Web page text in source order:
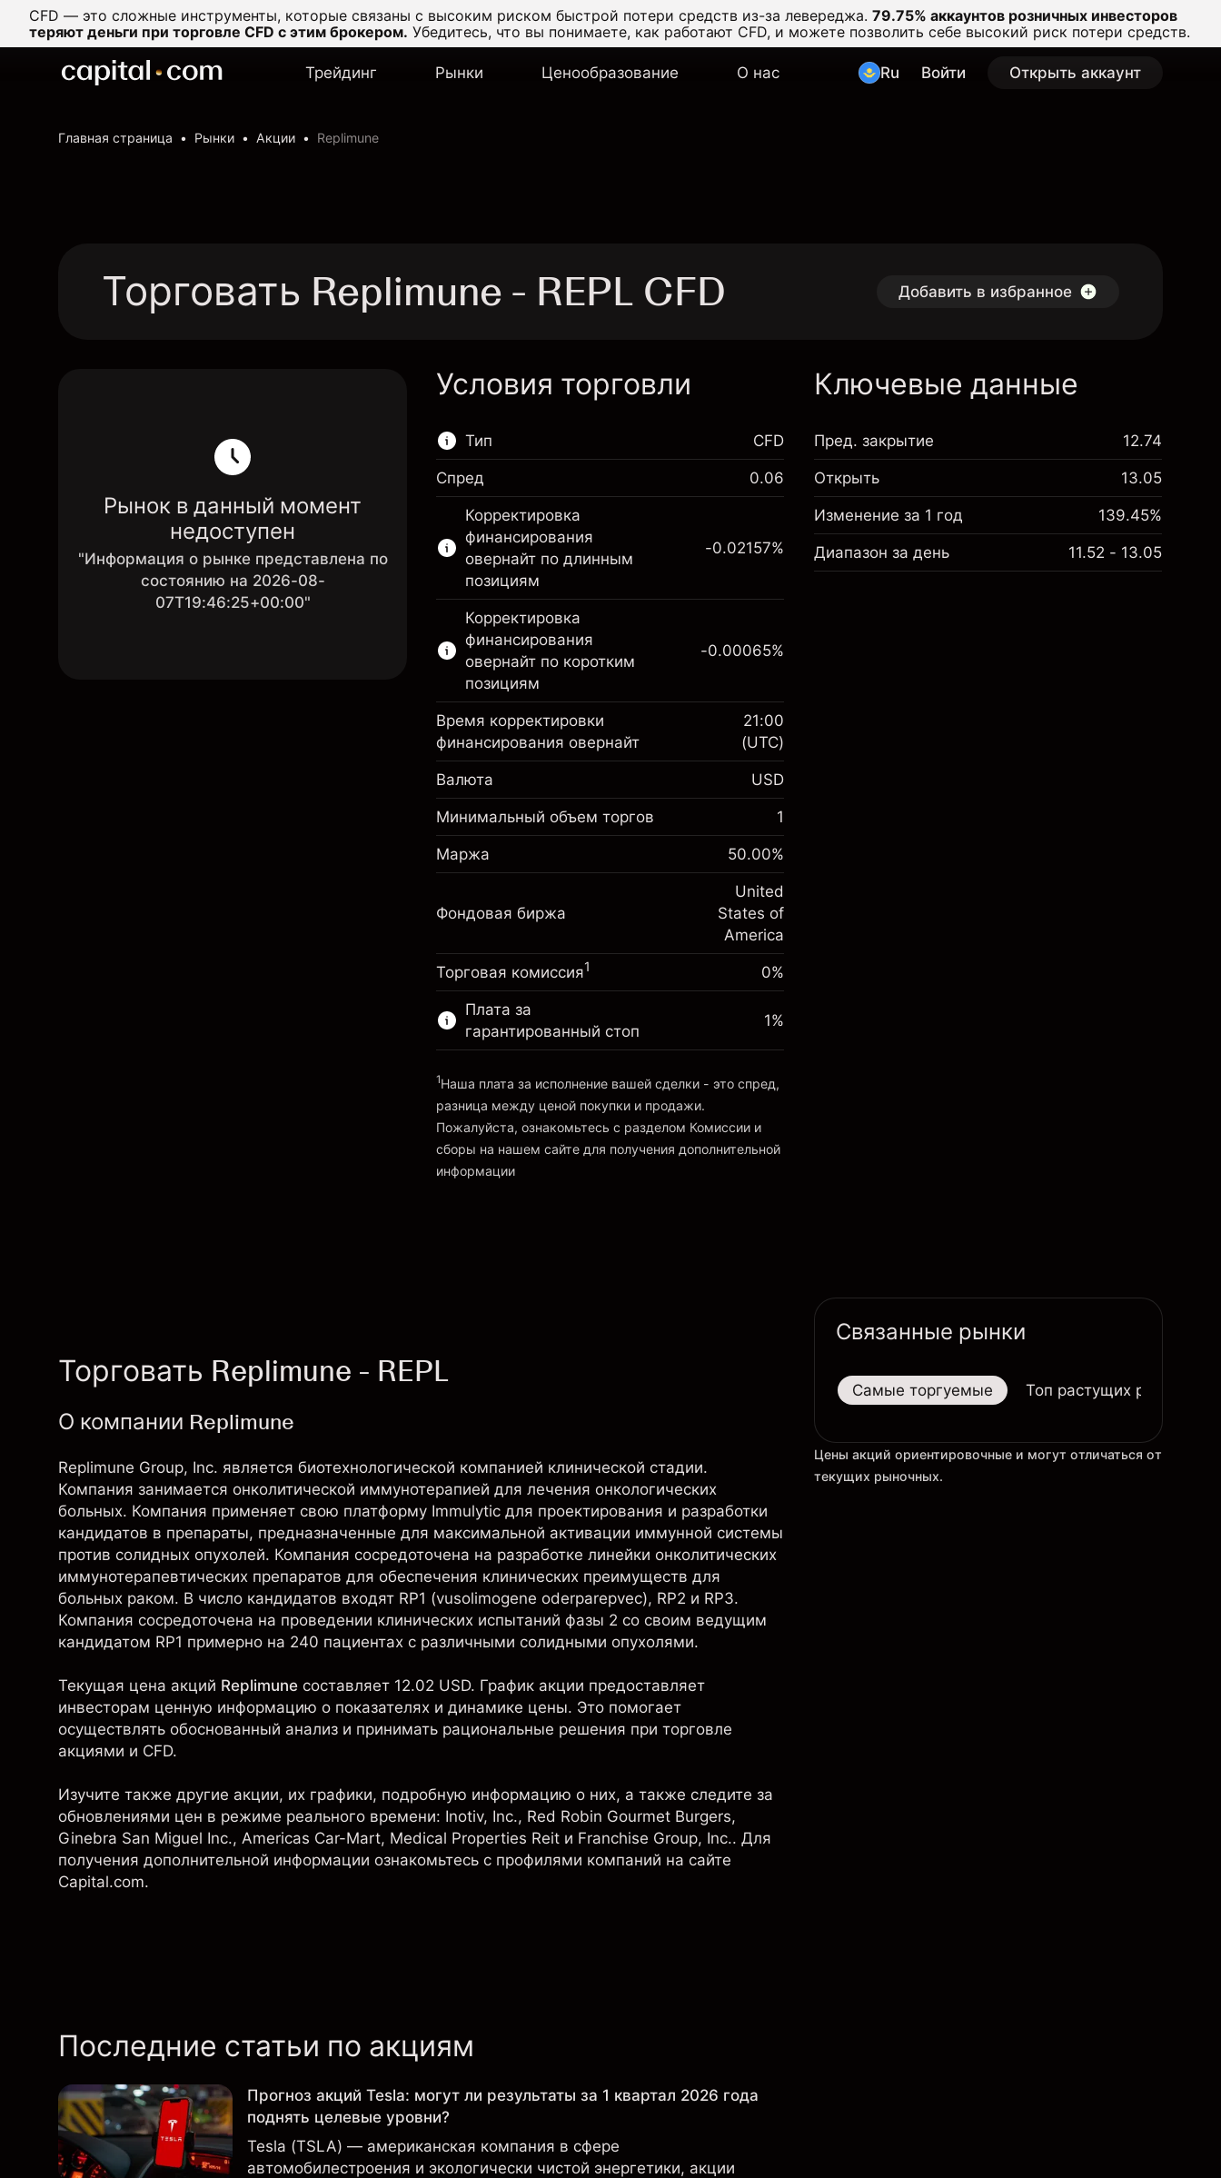
CFD — это сложные инструменты, которые связаны с высоким риском быстрой потери средств из-за левереджа. 79.75% аккаунтов розничных инвесторов
теряют деньги при торговле CFD с этим брокером. Убедитесь, что вы понимаете, как работают CFD, и можете позволить себе высокий риск потери средств.
Трейдинг Рынки Ценообразование О нас Ru Войти Открыть аккаунт
Главная страница Рынки Акции Replimune
Торговать Replimune - REPL CFD Добавить в избранное
Рынок в данный момент
недоступен
"Информация о рынке представлена по
состоянию на 2026-08-
07T19:46:25+00:00"
Условия торговли
Тип
Этот финансовый рынок доступен для
торговли CFD.
Подробнее о:
CFD
CFD
Спред 0.06
Корректировка
финансирования
овернайт по длинным
позициям
Маржа. Ваши
инвестиции
$1,000.00
Корректировка за
овернайт
Сборы рассчитываются от
полной стоимости позиции
-0.021568
Размер сделки с левереджем ~
$2,000.00
Средства от левереджа ~ $
$1,000.00
Перейти на платформу
-0.02157%
Корректировка
финансирования
овернайт по коротким
позициям
Маржа. Ваши
$1,000.00
Корректировка за
Сборы рассчитываются от
полной стоимости позиции
-0.000654
(-$0.01)
Размер сделки с левереджем ~
Средства от левереджа ~ $
Перейти на платформу
-0.00065%
Время корректировки
финансирования овернайт
21:00
(UTC)
Валюта USD
Минимальный объем торгов 1
Маржа 50.00%
Фондовая биржа
United
States of
America
Торговая комиссия1 0%
Плата за
гарантированный стоп
«Комиссии и сборы»
1%
1Наша плата за исполнение вашей сделки - это спред,
разница между ценой покупки и продажи.
Пожалуйста, ознакомьтесь с разделом Комиссии и
сборы на нашем сайте для получения дополнительной
информации
Ключевые данные
Пред. закрытие 12.74
Открыть 13.05
Изменение за 1 год 139.45%
Диапазон за день 11.52 - 13.05
Торговать Replimune - REPL
О компании Replimune
Replimune Group, Inc. является биотехнологической компанией клинической стадии.
Компания занимается онколитической иммунотерапией для лечения онкологических
больных. Компания применяет свою платформу Immulytic для проектирования и разработки
кандидатов в препараты, предназначенные для максимальной активации иммунной системы
против солидных опухолей. Компания сосредоточена на разработке линейки онколитических
иммунотерапевтических препаратов для обеспечения клинических преимуществ для
больных раком. В число кандидатов входят RP1 (vusolimogene oderparepvec), RP2 и RP3.
Компания сосредоточена на проведении клинических испытаний фазы 2 со своим ведущим
кандидатом RP1 примерно на 240 пациентах с различными солидными опухолями.
Текущая цена акций Replimune составляет 12.02 USD. График акции предоставляет
инвесторам ценную информацию о показателях и динамике цены. Это помогает
осуществлять обоснованный анализ и принимать рациональные решения при торговле
акциями и CFD.
Изучите также другие акции, их графики, подробную информацию о них, а также следите за
обновлениями цен в режиме реального времени: Inotiv, Inc., Red Robin Gourmet Burgers,
Ginebra San Miguel Inc., Americas Car-Mart, Medical Properties Reit и Franchise Group, Inc.. Для
получения дополнительной информации ознакомьтесь с профилями компаний на сайте
Capital.com.
Последние статьи по акциям
Прогноз акций Tesla: могут ли результаты за 1 квартал 2026 года
поднять целевые уровни?
Tesla (TSLA) — американская компания в сфере
автомобилестроения и экологически чистой энергетики, акции
Связанные рынки
Самые торгуемые Топ растущих рынков
Цены акций ориентировочные и могут отличаться от
текущих рыночных.